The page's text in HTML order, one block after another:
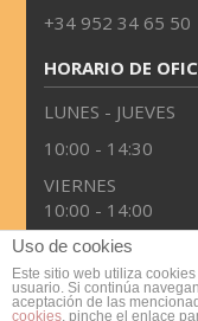
+34 952 34 65 50
HORARIO DE
LUNES - JUEVES
10:00 - 14:30
VIERNES
10:00 - 14:00
TWITTER
Uso de cookies
Este sitio web utiliza
usuario. Si continúa
aceptación de las
cookies, pinche el enlace